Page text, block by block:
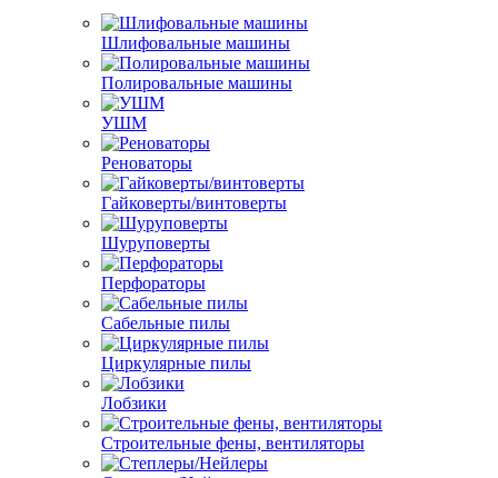
Шлифовальные машины
Полировальные машины
УШМ
Реноваторы
Гайковерты/винтоверты
Шуруповерты
Перфораторы
Сабельные пилы
Циркулярные пилы
Лобзики
Строительные фены, вентиляторы